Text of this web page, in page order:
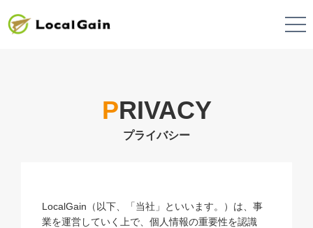
PRIVACY
LocalGain（以下、「当社」といいます。）は、事
業を運営していく上で、個人情報の重要性を認識